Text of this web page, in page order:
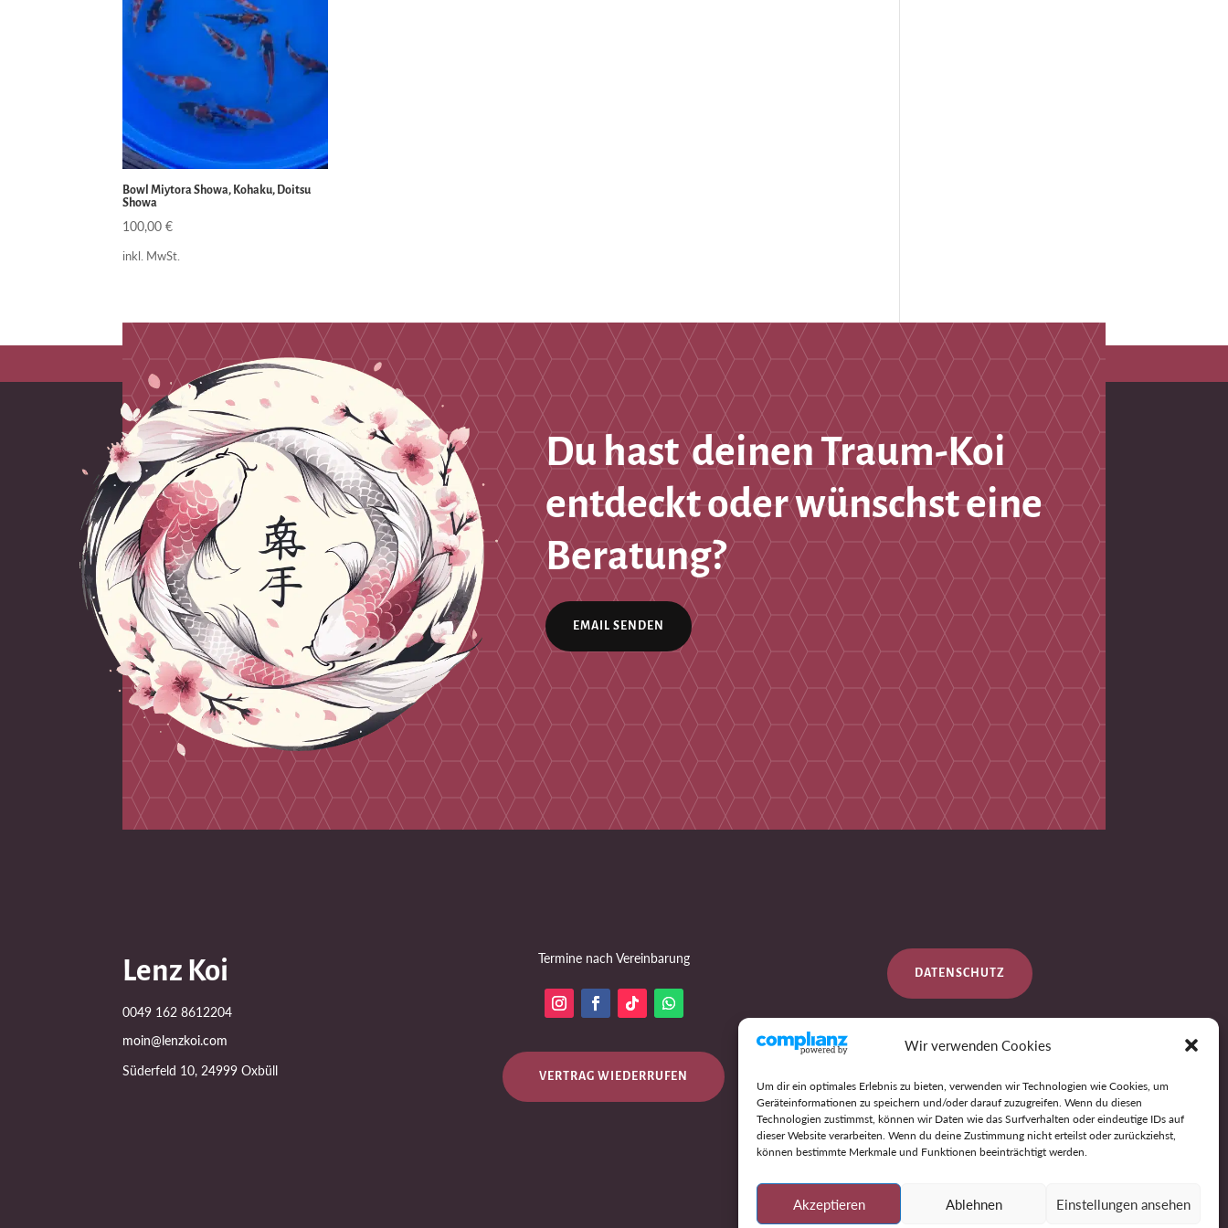
Wir verwenden Cookies
Um dir ein optimales Erlebnis zu bieten, verwenden wir Technologien wie Cookies, um
Geräteinformationen zu speichern und/oder darauf zuzugreifen. Wenn du diesen
Technologien zustimmst, können wir Daten wie das Surfverhalten oder eindeutige IDs auf
dieser Website verarbeiten. Wenn du deine Zustimmung nicht erteilst oder zurückziehst,
können bestimmte Merkmale und Funktionen beeinträchtigt werden.
Akzeptieren Ablehnen Einstellungen ansehen
Bowl Miytora Showa, Kohaku, Doitsu
Showa
100,00€
inkl. MwSt.
Du hast deinen Traum-Koi
entdeckt oder wünschst eine
Beratung?
EMAIL SENDEN
Lenz Koi
0049 162 8612204
moin@lenzkoi.com
Süderfeld 10, 24999 Oxbüll
Termine nach Vereinbarung
VERTRAG WIEDERRUFEN
DATENSCHUTZ
IMPRESSUM
AGB